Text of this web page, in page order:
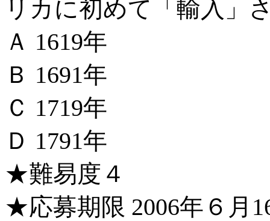
リカに初めて「輸入」
Ａ 1619年
Ｂ 1691年
Ｃ 1719年
Ｄ 1791年
★難易度４
★応募期限 2006年６月